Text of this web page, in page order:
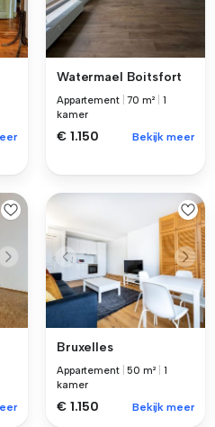
Watermael Boitsfort
Appartement |70 m²
1
kamer
€ 1.150 Bekijk meer
Bruxelles
Appartement |50 m²
1
kamer
€ 1.150 Bekijk meer